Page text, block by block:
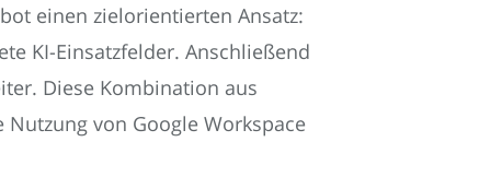
einen zielorientierten Ansatz:
KI-Einsatzfelder. Anschließend
Diese Kombination aus
von Google Workspace